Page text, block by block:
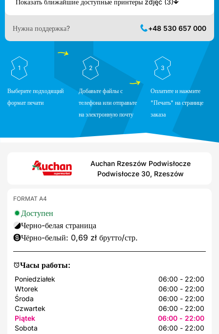
Нужна поддержка? +48 530 657 000
1
Выберите подходящий
формат печати
2
Добавьте файлы с
телефона или отправьте
на электронную почту
3
Оплатите и нажмите
"Печать" на странице
заказа
Auchan Rzeszów Podwisłocze
Podwisłocze 30, Rzeszów
Часы работы:
Poniedziałek
06:00 - 22:00
Wtorek
06:00 - 22:00
Środa
06:00 - 22:00
Czwartek
06:00 - 22:00
Piątek
06:00 - 22:00
Sobota
06:00 - 22:00
FORMAT A4
Доступен
Черно-белая страница
Чёрно-белый: 0,69 zł брутто/стр.